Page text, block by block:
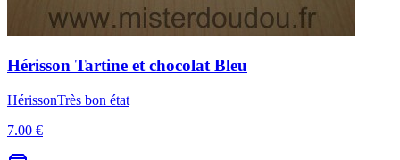
Hérisson Tartine et chocolat Bleu
HérissonTrès bon état
7.00 €